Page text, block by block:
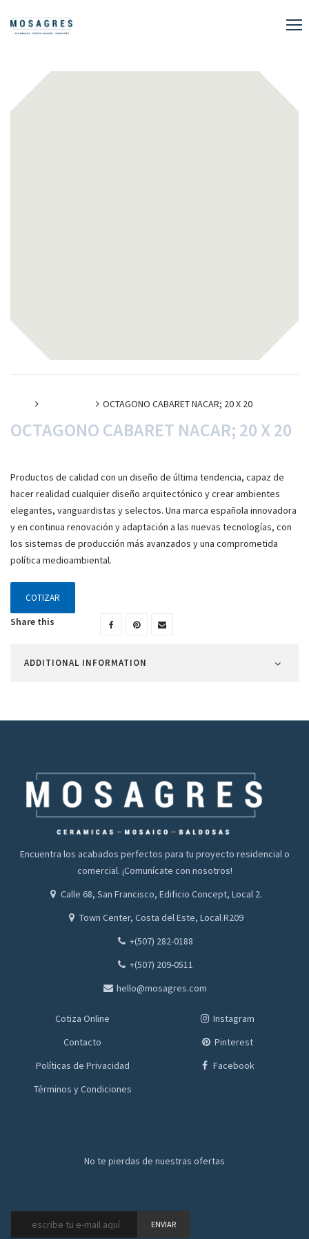
OCTAGONO CABARET NACAR; 20 X 20
OCTAGONO CABARET NACAR; 20 X 20
Productos de calidad con un diseño de última tendencia, capaz de
hacer realidad cualquier diseño arquitectónico y crear ambientes
elegantes, vanguardistas y selectos. Una marca española innovadora
y en continua renovación y adaptación a las nuevas tecnologías, con
los sistemas de producción más avanzados y una comprometida
política medioambiental.
COTIZAR
Share this
ADDITIONAL INFORMATION
Encuentra los acabados perfectos para tu proyecto residencial o
comercial. ¡Comunícate con nosotros!
Calle 68, San Francisco, Edificio Concept, Local 2.
Town Center, Costa del Este, Local R209
+(507) 282-0188
+(507) 209-0511
hello@mosagres.com
Cotiza Online
Contacto
Políticas de Privacidad
Términos y Condiciones
Instagram
Pinterest
Facebook
No te pierdas de nuestras ofertas